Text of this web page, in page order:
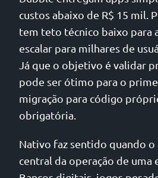
custos abaixo de R$ 15 mil.
tem teto técnico baixo para
escalar para milhares de
Já que o objetivo é validar
pode ser ótimo para o
migração para código
obrigatória.
Nativo faz sentido quando o
central da operação de uma